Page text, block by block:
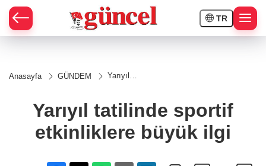
TR
Anasayfa GÜNDEM
Yarıyıl
etkinliklere
büyük ilgi
Yarıyıl tatilinde sportif
etkinliklere büyük ilgi